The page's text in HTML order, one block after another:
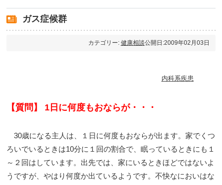
ガス症候群
カテゴリー: 健康相談公開日:2009年02月03日
内科系疾患
【質問】 1日に何度もおならが・・・
30歳になる主人は、１日に何度もおならが出ます。家でくつ
ろいでいるときは10分に１回の割合で、眠っているときにも１
～２回はしています。出先では、家にいるときほどではないよ
うですが、やはり何度か出ているようです。不快なにおいはな